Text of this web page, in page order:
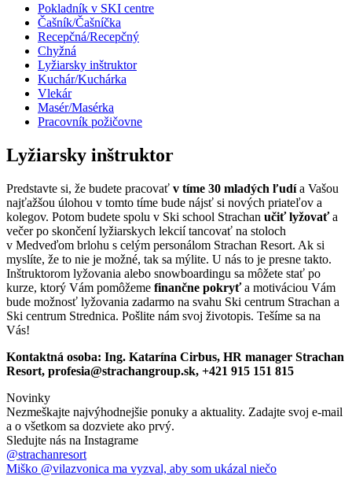
Pokladník v SKI centre
Čašník/Čašníčka
Recepčná/Recepčný
Chyžná
Lyžiarsky inštruktor
Kuchár/Kuchárka
Vlekár
Masér/Masérka
Pracovník požičovne
Lyžiarsky inštruktor
Predstavte si, že budete pracovať v tíme 30 mladých ľudía Vašou
najťažšou úlohou v tomto tíme bude nájsť si nových priateľov a
kolegov. Potom budete spolu v Ski school Strachan učiť lyžovaťa
večer po skončení lyžiarskych lekcií tancovať na stoloch
v Medveďom brlohu s celým personálom Strachan Resort. Ak si
myslíte, že to nie je možné, tak sa mýlite. U nás to je presne takto.
Inštruktorom lyžovania alebo snowboardingu sa môžete stať po
kurze, ktorý Vám pomôžeme finančne pokryťa motiváciou Vám
bude možnosť lyžovania zadarmo na svahu Ski centrum Strachan a
Ski centrum Strednica. Pošlite nám svoj životopis. Tešíme sa na
Vás!
Kontaktná osoba: Ing. Katarína Cirbus, HR manager Strachan
Resort, profesia@strachangroup.sk, +421 915 151 815
Novinky
Nezmeškajte najvýhodnejšie ponuky a aktuality. Zadajte svoj e-mail
a o všetkom sa dozviete ako prvý.
Sledujte nás na Instagrame
@strachanresort
Miško @vilazvonica ma vyzval, aby som ukázal niečo